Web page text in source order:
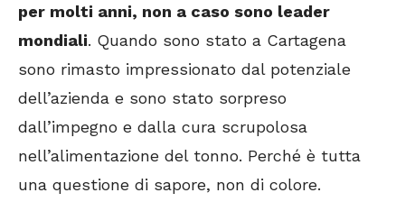
per molti anni, non a caso sono leader
mondiali. Quando sono stato a Cartagena
sono rimasto impressionato dal potenziale
dell’azienda e sono stato sorpreso
dall’impegno e dalla cura scrupolosa
nell’alimentazione del tonno. Perché è tutta
una questione di sapore, non di colore.